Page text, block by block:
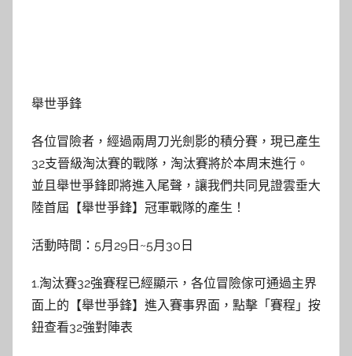
舉世爭鋒
各位冒險者，經過兩周刀光劍影的積分賽，現已產生
32支晉級淘汰賽的戰隊，淘汰賽將於本周末進行。
並且舉世爭鋒即將進入尾聲，讓我們共同見證雲垂大
陸首屆【舉世爭鋒】冠軍戰隊的產生！
活動時間：5月29日~5月30日
1.淘汰賽32強賽程已經顯示，各位冒險傢可通過主界
面上的【舉世爭鋒】進入賽事界面，點擊「賽程」按
鈕查看32強對陣表